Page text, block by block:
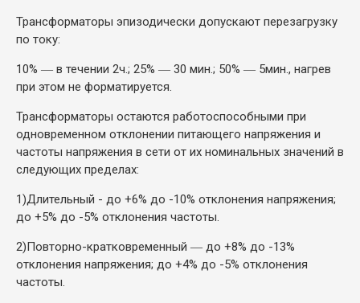
Трансформаторы эпизодически допускают перезагрузку
по току:
10% ― в течении 2ч.; 25% ― 30 мин.; 50% ― 5мин., нагрев
при этом не форматируется.
Трансформаторы остаются работоспособными при
одновременном отклонении питающего напряжения и
частоты напряжения в сети от их номинальных значений в
следующих пределах:
1)Длительный - до +6% до -10% отклонения напряжения;
до +5% до -5% отклонения частоты.
2)Повторно-кратковременный ― до +8% до -13%
отклонения напряжения; до +4% до -5% отклонения
частоты.